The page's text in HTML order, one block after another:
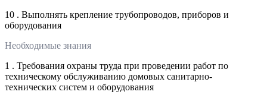
10 . Выполнять крепление трубопроводов, приборов и
оборудования
Необходимые знания
1 . Требования охраны труда при проведении работ по
техническому обслуживанию домовых санитарно-
технических систем и оборудования